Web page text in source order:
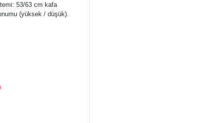
53/63 cm kafa
(yüksek / düşük).